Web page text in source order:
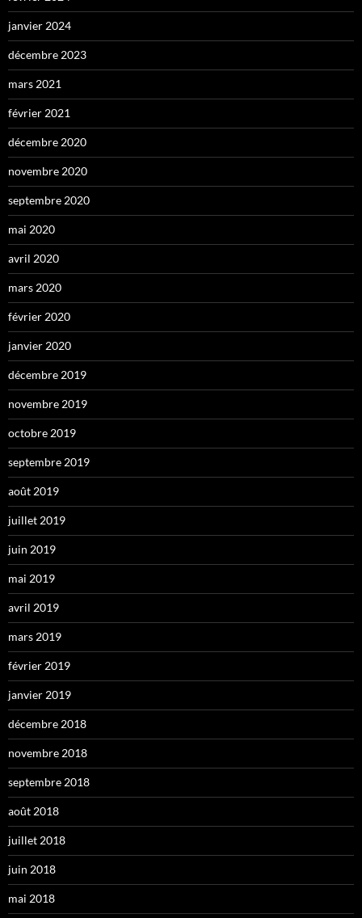
janvier 2024
décembre 2023
mars 2021
février 2021
décembre 2020
novembre 2020
septembre 2020
mai 2020
avril 2020
mars 2020
février 2020
janvier 2020
décembre 2019
novembre 2019
octobre 2019
septembre 2019
août 2019
juillet 2019
juin 2019
mai 2019
avril 2019
mars 2019
février 2019
janvier 2019
décembre 2018
novembre 2018
septembre 2018
août 2018
juillet 2018
juin 2018
mai 2018